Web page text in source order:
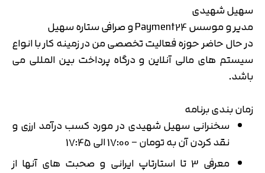
سهیل شهیدی
مدیر و موسس Payment24 و صرافی ستاره سهیل
در حال حاضر حوزه فعالیت تخصصی من در زمینه کار با انواع
سیستم های مالی آنلاین و درگاه پرداخت بین المللی می
باشد.
زمان بندی برنامه
سخنرانی سهیل شهیدی در مورد کسب درآمد ارزی و
نقد کردن آن به تومان – 17:00 الی 17:45
معرفی 3 تا استارتاپ ایرانی و صحبت های آنها از
تایید کد
کد ارسال شده را وارد کنید